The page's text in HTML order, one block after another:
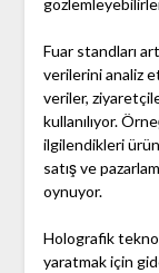
Fuar standları
verilerini analiz
veriler,
kullanılıyor.
ilgilendikleri
satış ve
oynuyor.
Holografik
yaratmak için